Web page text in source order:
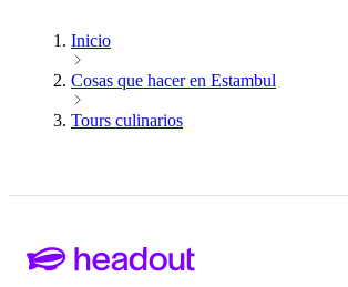
Inicio
Cosas que hacer en Estambul
Tours culinarios